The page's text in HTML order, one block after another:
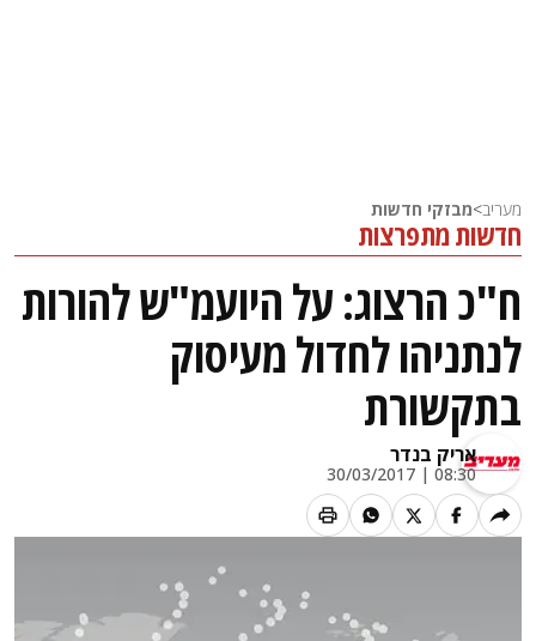
מעריב>מבזקי חדשות
חדשות מתפרצות
ח"כ הרצוג: על היועמ"ש להורות
לנתניהו לחדול מעיסוק
בתקשורת
אריק בנדר
08:30 | 30/03/2017